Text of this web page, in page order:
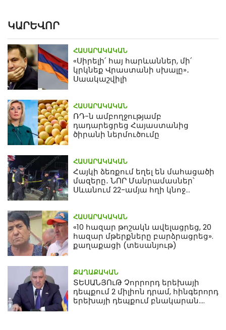
ԿԱՐԵՎՈՐ
ՀԱՍԱՐԱԿԱԿԱՆ
«Սիրելի՛ հայ հարևաններ, մի՛
կրկնեք Վրաստանի սխալը»․
Սաակաշվիլի
ՀԱՍԱՐԱԿԱԿԱՆ
ՌԴ-ն ամբողջությամբ
դադարեցրեց Հայաստանից
ծիրանի ներմուծումը
ՀԱՍԱՐԱԿԱԿԱՆ
Հայկի ձեռքում եղել են մահացածի
մազերը․ ՆՈՐ Մանրամասներ՝
Սևանում 22-ամյա հղի կնոջ
ՀԱՍԱՐԱԿԱԿԱՆ
«10 հազար թոշակն ավելացրեց, 20
հազար մթերքները բարձրացրեց».
քաղաքացի (տեսանյութ)
ՔԱՂԱՔԱԿԱՆ
ՏԵՍԱՆՅՈւԹ Չորրորդ երեխայի
դեպքում 2 միլիոն դրամ, հինգերորդ
երեխայի դեպքում բնակարան.